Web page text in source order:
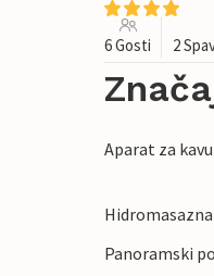
6 Gosti 2
Aparat za kavu
Hidromasazna
Panoramski